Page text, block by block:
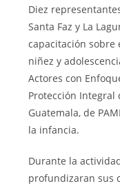
Diez
Santa Faz y La
capacitación sobre
niñez y
Actores con
Protección Integral
Guatemala, de
la infancia.
Durante la
profundizaran sus